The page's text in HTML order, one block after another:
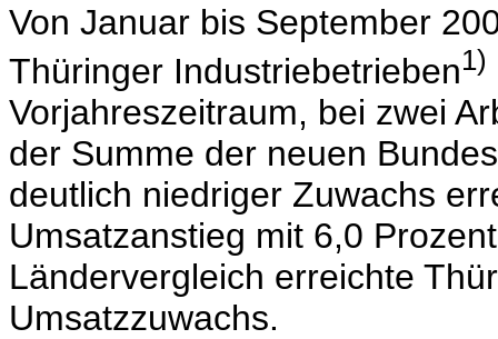
Von Januar bis September
Thüringer Industriebetrieben1)
Vorjahreszeitraum, bei zwei
der Summe der neuen
deutlich niedriger Zuwachs
Umsatzanstieg mit 6,0
Ländervergleich erreichte
Umsatzzuwachs.